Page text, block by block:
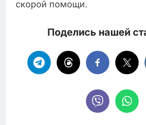
скорой помощи.
Поделись нашей